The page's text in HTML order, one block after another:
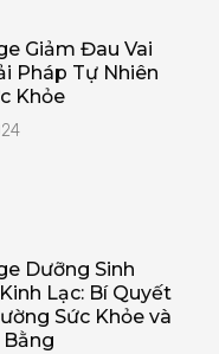
Giảm Đau Vai
Pháp Tự Nhiên
Khỏe
Dưỡng Sinh
Lạc: Bí Quyết
Sức Khỏe và
Bằng